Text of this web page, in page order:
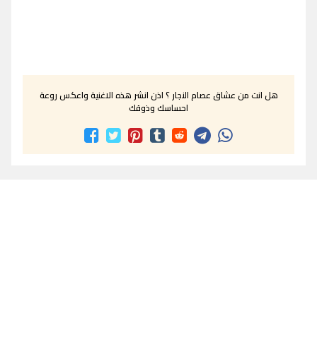
هل انت من عشاق عصام النجار ؟ اذن انشر هذه الاغنية واعكس روعة
احساسك وذوقك